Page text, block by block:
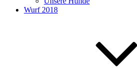
Wurf 2018